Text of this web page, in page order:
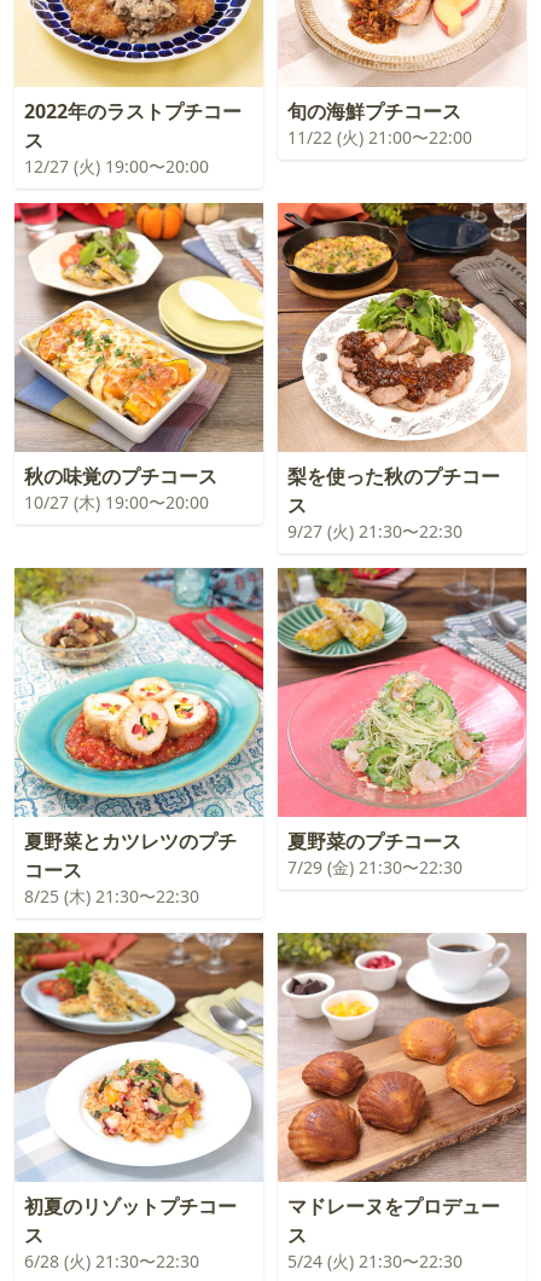
2022年のラストプチコー
ス
12/27 (火) 19:00〜20:00
旬の海鮮プチコース
11/22 (火) 21:00〜22:00
秋の味覚のプチコース
10/27 (木) 19:00〜20:00
梨を使った秋のプチコー
ス
9/27 (火) 21:30〜22:30
夏野菜とカツレツのプチ
コース
8/25 (木) 21:30〜22:30
夏野菜のプチコース
7/29 (金) 21:30〜22:30
初夏のリゾットプチコー
ス
6/28 (火) 21:30〜22:30
マドレーヌをプロデュー
ス
5/24 (火) 21:30〜22:30